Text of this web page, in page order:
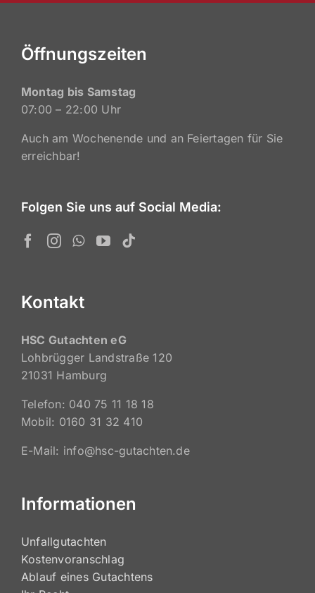
Öffnungszeiten
Montag bis Samstag
07:00 – 22:00 Uhr
Auch am Wochenende und an Feiertagen für Sie
erreichbar!
Folgen Sie uns auf Social Media:
Kontakt
HSC Gutachten eG
Lohbrügger Landstraße 120
21031 Hamburg
Telefon: 040 75 11 18 18
Mobil: 0160 31 32 410
E-Mail: info@hsc-gutachten.de
Informationen
Unfallgutachten
Kostenvoranschlag
Ablauf eines Gutachtens